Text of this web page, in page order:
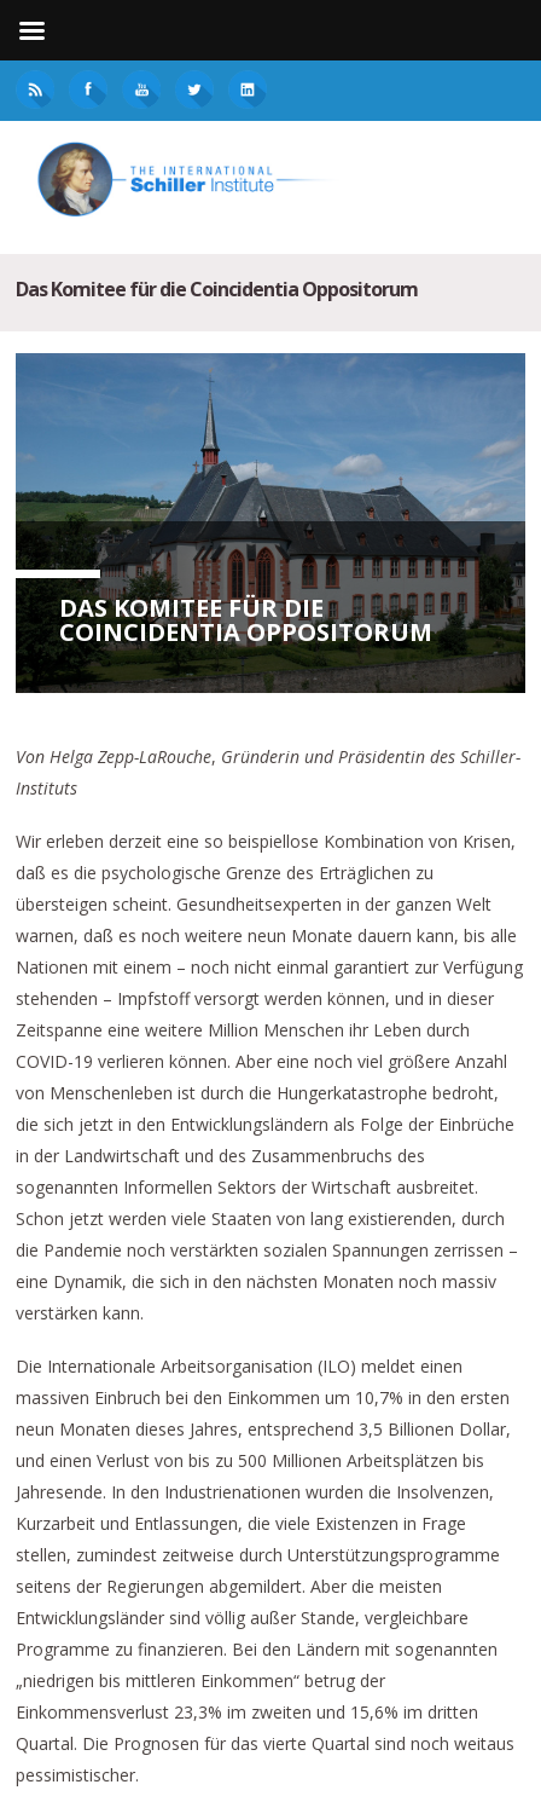
Das Komitee für die Coincidentia Oppositorum
DAS KOMITEE FÜR DIE
COINCIDENTIA OPPOSITORUM
Von Helga Zepp-LaRouche, Gründerin und Präsidentin des Schiller-
Instituts
Wir erleben derzeit eine so beispiellose Kombination von Krisen,
daß es die psychologische Grenze des Erträglichen zu
übersteigen scheint. Gesundheitsexperten in der ganzen Welt
warnen, daß es noch weitere neun Monate dauern kann, bis alle
Nationen mit einem – noch nicht einmal garantiert zur Verfügung
stehenden – Impfstoff versorgt werden können, und in dieser
Zeitspanne eine weitere Million Menschen ihr Leben durch
COVID-19 verlieren können. Aber eine noch viel größere Anzahl
von Menschenleben ist durch die Hungerkatastrophe bedroht,
die sich jetzt in den Entwicklungsländern als Folge der Einbrüche
in der Landwirtschaft und des Zusammenbruchs des
sogenannten Informellen Sektors der Wirtschaft ausbreitet.
Schon jetzt werden viele Staaten von lang existierenden, durch
die Pandemie noch verstärkten sozialen Spannungen zerrissen –
eine Dynamik, die sich in den nächsten Monaten noch massiv
verstärken kann.
Die Internationale Arbeitsorganisation (ILO) meldet einen
massiven Einbruch bei den Einkommen um 10,7% in den ersten
neun Monaten dieses Jahres, entsprechend 3,5 Billionen Dollar,
und einen Verlust von bis zu 500 Millionen Arbeitsplätzen bis
Jahresende. In den Industrienationen wurden die Insolvenzen,
Kurzarbeit und Entlassungen, die viele Existenzen in Frage
stellen, zumindest zeitweise durch Unterstützungsprogramme
seitens der Regierungen abgemildert. Aber die meisten
Entwicklungsländer sind völlig außer Stande, vergleichbare
Programme zu finanzieren. Bei den Ländern mit sogenannten
„niedrigen bis mittleren Einkommen“ betrug der
Einkommensverlust 23,3% im zweiten und 15,6% im dritten
Quartal. Die Prognosen für das vierte Quartal sind noch weitaus
pessimistischer.